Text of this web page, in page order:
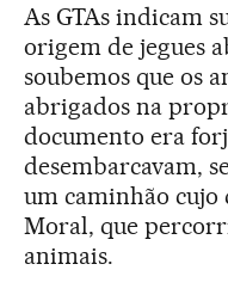
As GTAs indicam
origem de jegues
soubemos que os
abrigados na
documento era
desembarcavam,
um caminhão cujo
Moral, que
animais.